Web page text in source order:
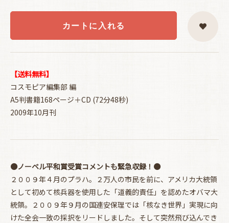
カートに入れる
【送料無料】
コスモピア編集部 編
A5判書籍168ページ＋CD (72分48秒)
2009年10月刊
●ノーベル平和賞受賞コメントも緊急収録！●
２００９年４月のプラハ。２万人の市民を前に、アメリカ大統領
として初めて核兵器を使用した「道義的責任」を認めたオバマ大
統領。２００９年９月の国連安保理では「核なき世界」実現に向
けた全会一致の採択をリードしました。そして突然飛び込んでき